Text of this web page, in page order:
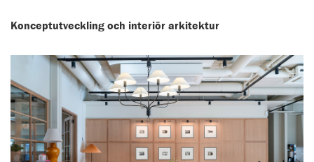
Konceptutveckling och interiör arkitektur